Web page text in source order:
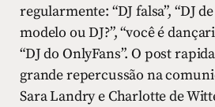
regularmente: “DJ falsa”, “DJ de
modelo ou DJ?”, “você é
“DJ do OnlyFans”. O post
grande repercussão na
Sara Landry e Charlotte de